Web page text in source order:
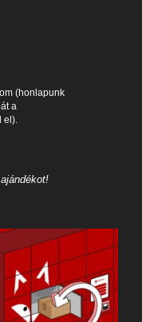
(honlapunk
a
el).